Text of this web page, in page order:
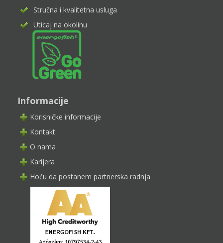
Stručna i kvalitetna usluga
Uticaj na okolinu
Informacije
Korisničke informacije
Kontakt
O nama
Karijera
Hoću da postanem partnerska radnja